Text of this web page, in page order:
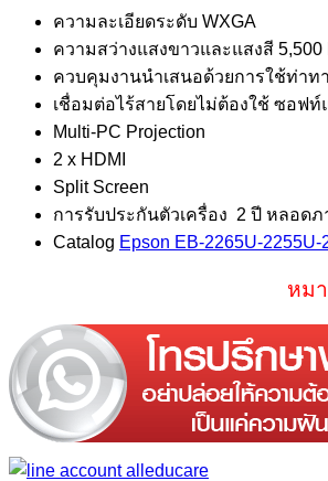
was:
฿79,900.00.
is:
฿65,900.00.
ความละเอียดระดับ WXGA
ความสว่างแสงขาวและแสงสี 5,500
ควบคุมงานนำเสนอด้วยการใช้ท่าท
เชื่อมต่อไร้สายโดยไม่ต้องใช้ ซอฟท์
Multi-PC Projection
2 x HDMI
Split Screen
การรับประกันตัวเครื่อง 2 ปี หลอดภ
Catalog Epson EB-2265U-
หม